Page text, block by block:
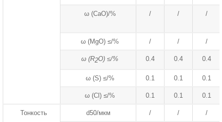
ω (CaO)/% / / /
ω (MgO) ≤/% / / /
ω (R2O) ≤/% 0.4 0.4 0.4
ω (S) ≤/% 0.1 0.1 0.1
ω (Cl) ≤/% 0.1 0.1 0.1
Тонкость d50/мкм / / /